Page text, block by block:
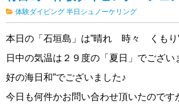
体験ダイビング 半日シュノーケリング
本日の「石垣島」は”晴れ 時々 くもり
日中の気温は２９度の「夏日」でござい
好の海日和”でございました♪
今日も何件かお問い合わせ頂いたのです